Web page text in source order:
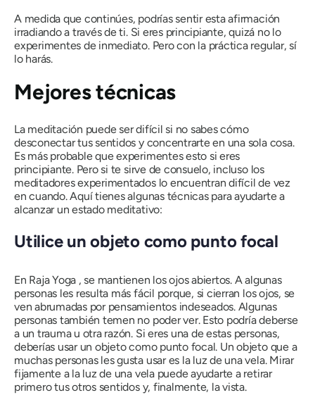
A medida que continúes, podrías sentir esta afirmación
irradiando a través de ti. Si eres principiante, quizá no lo
experimentes de inmediato. Pero con la práctica regular, sí
lo harás.
Mejores técnicas
La meditación puede ser difícil si no sabes cómo
desconectar tus sentidos y concentrarte en una sola cosa.
Es más probable que experimentes esto si eres
principiante. Pero si te sirve de consuelo, incluso los
meditadores experimentados lo encuentran difícil de vez
en cuando. Aquí tienes algunas técnicas para ayudarte a
alcanzar un estado meditativo:
Utilice un objeto como punto focal
En Raja Yoga , se mantienen los ojos abiertos. A algunas
personas les resulta más fácil porque, si cierran los ojos, se
ven abrumadas por pensamientos indeseados. Algunas
personas también temen no poder ver. Esto podría deberse
a un trauma u otra razón. Si eres una de estas personas,
deberías usar un objeto como punto focal. Un objeto que a
muchas personas les gusta usar es la luz de una vela. Mirar
fijamente a la luz de una vela puede ayudarte a retirar
primero tus otros sentidos y, finalmente, la vista.